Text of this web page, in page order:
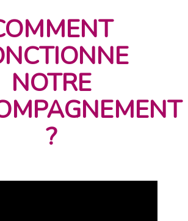
NOTRE
?